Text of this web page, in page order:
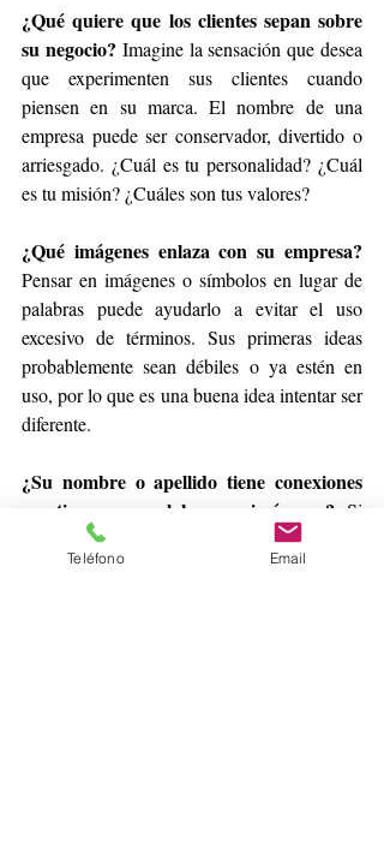
¿Qué quiere que los clientes sepan sobre
su negocio? Imagine la sensación que desea
que experimenten sus clientes cuando
piensen en su marca. El nombre de una
empresa puede ser conservador, divertido o
arriesgado. ¿Cuál es tu personalidad? ¿Cuál
es tu misión? ¿Cuáles son tus valores?
¿Qué imágenes enlaza con su empresa?
Pensar en imágenes o símbolos en lugar de
palabras puede ayudarlo a evitar el uso
excesivo de términos. Sus primeras ideas
probablemente sean débiles o ya estén en
uso, por lo que es una buena idea intentar ser
diferente.
¿Su nombre o apellido tiene conexiones
creativas con palabras o imágenes? Si
bien los nombres generalmente se usan en
exceso, no debe ignorar las conexiones
Teléfono Email